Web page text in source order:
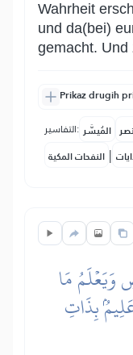
Wahrheit
und da(bei)
gemacht. Und
Prikaz drugih
التفاسير: المُيسَّر
النفحات المكية |
وَيَعۡلَمُ مَا
بِذَاتِ